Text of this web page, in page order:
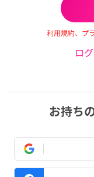
利用規約、プ
ロ
お持ち